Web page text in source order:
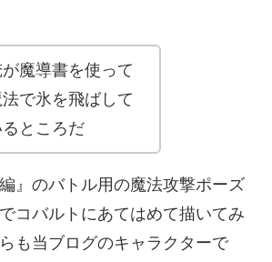
魔導書を使って
法で氷を飛ばして
るところだ
編』のバトル用の魔法攻撃ポーズ
コバルトにあてはめて描いてみ
も当ブログのキャラクターで